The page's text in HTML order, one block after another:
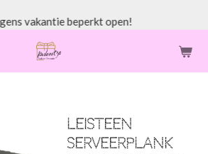
vakantie beperkt open!
Leisteen
serveerplank